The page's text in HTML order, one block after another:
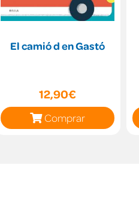
El camió d en Gastó
12,90€
Comprar